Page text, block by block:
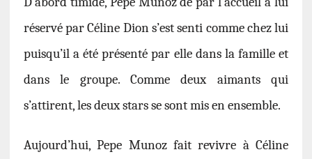
réservé par Céline Dion s’est senti comme chez lui
puisqu’il a été présenté par elle dans la famille et
dans le groupe. Comme deux aimants qui
s’attirent, les deux stars se sont mis en ensemble.
Aujourd’hui, Pepe Munoz fait revivre à Céline